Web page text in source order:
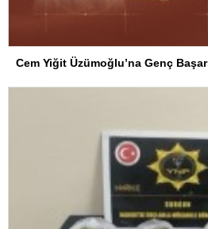
Cem Yiğit Üzümoğlu’na Genç